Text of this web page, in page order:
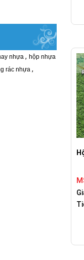
nhựa , hộp nhựa
rác nhựa ,